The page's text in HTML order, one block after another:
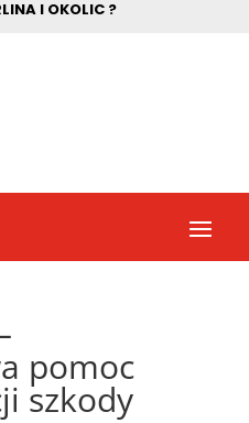
I OKOLIC ?
pomoc
szkody